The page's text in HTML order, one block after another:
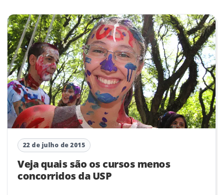
22 de julho de 2015
Veja quais são os cursos menos
concorridos da USP